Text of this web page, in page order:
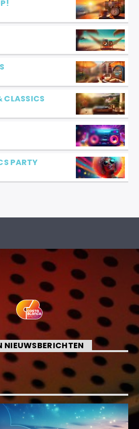
CLASSICS
PARTY
NIEUWSBERICHTEN